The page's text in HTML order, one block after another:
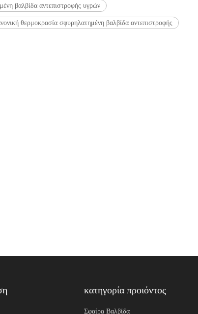
βαλβίδα αντεπιστροφής υγρών
θερμοκρασία σφυρηλατημένη βαλβίδα αντεπιστροφής
κατηγορία προιόντος
Σφαίρα Βαλβίδα